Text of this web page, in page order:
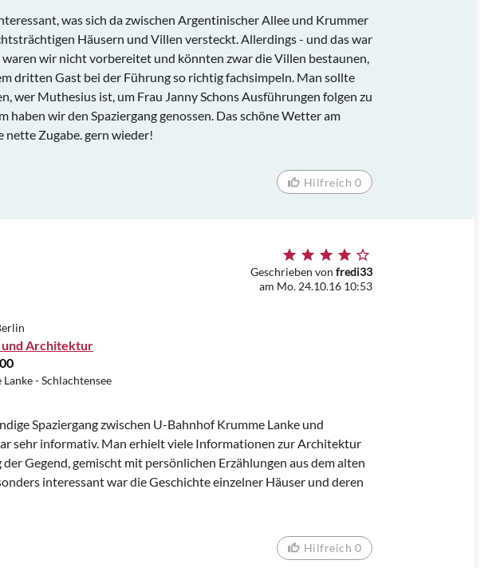
was sich da zwischen Argentinischer Allee und Krummer
Häusern und Villen versteckt. Allerdings - und das war
waren wir nicht vorbereitet und könnten zwar die Villen bestaunen,
dritten Gast bei der Führung so richtig fachsimpeln. Man sollte
wer Muthesius ist, um Frau Janny Schons Ausführungen folgen zu
haben wir den Spaziergang genossen. Das schöne Wetter am
nette Zugabe. gern wieder!
Hilfreich 0
Geschrieben von fredi33
am Mo. 24.10.16 10:53
Architektur
- Schlachtensee
Spaziergang zwischen U-Bahnhof Krumme Lanke und
sehr informativ. Man erhielt viele Informationen zur Architektur
Gegend, gemischt mit persönlichen Erzählungen aus dem alten
interessant war die Geschichte einzelner Häuser und deren
Hilfreich 0